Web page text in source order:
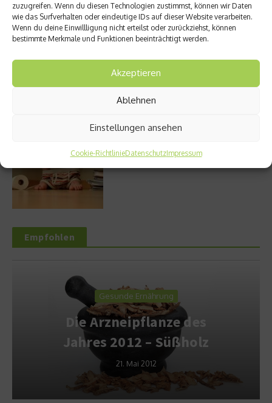
zuzugreifen. Wenn du diesen Technologien zustimmst, können wir Daten
wie das Surfverhalten oder eindeutige IDs auf dieser Website verarbeiten.
Wenn du deine Einwillligung nicht erteilst oder zurückziehst, können
bestimmte Merkmale und Funktionen beeinträchtigt werden.
Akzeptieren
Ablehnen
Einstellungen ansehen
Cookie-RichtlinieDatenschutzImpressum
Entzündung der Nebenhöhlen: Symptome
und verschiedene Formen
Stuhlgang – wie oft ist eigentlich normal?
Empfohlen
Gesunde Ernährung
Die Arzneipflanze des
Jahres 2012 – Süßholz
21. Mai 2012